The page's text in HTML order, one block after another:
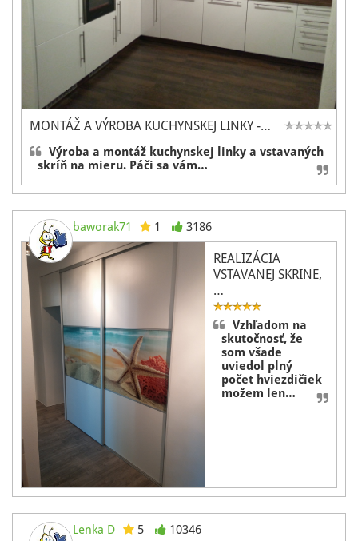
MONTÁŽ A VÝROBA KUCHYNSKEJ LINKY -…
Výroba a montáž kuchynskej linky a vstavaných
skríň na mieru. Páči sa vám…
baworak71 1 3186
REALIZÁCIA
VSTAVANEJ SKRINE,
…
Vzhľadom na
skutočnosť, že
som všade
uviedol plný
počet hviezdičiek
možem len…
Lenka D 5 10346